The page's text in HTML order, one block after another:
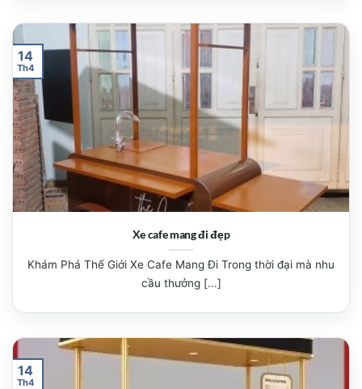
Xe cafe mang đi đẹp
Khám Phá Thế Giới Xe Cafe Mang Đi Trong thời đại mà nhu
cầu thưởng [...]
14
Th4
14
Th4